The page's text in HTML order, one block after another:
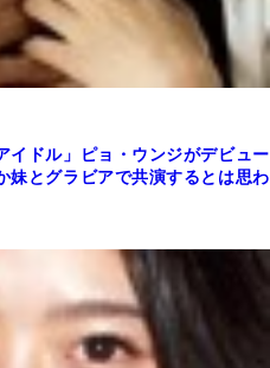
イドル」ピョ・ウンジがデビュー
妹とグラビアで共演するとは思わ